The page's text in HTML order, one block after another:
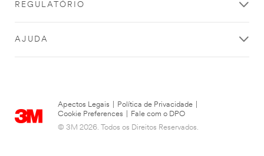
REGULATÓRIO
AJUDA
Apectos Legais Política de Privacidade
Cookie Preferences
Fale com o DPO
© 3M 2026. Todos os Direitos Reservados.